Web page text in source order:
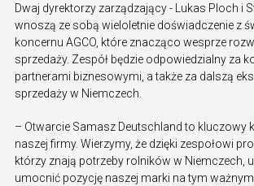
Dwaj dyrektorzy zarządzający - Lukas Ploch i
wnoszą ze sobą wieloletnie doświadczenie z
koncernu AGCO, które znacząco wesprze
sprzedaży. Zespół będzie odpowiedzialny za
partnerami biznesowymi, a także za dalszą
sprzedaży w Niemczech.
– Otwarcie Samasz Deutschland to kluczowy
naszej firmy. Wierzymy, że dzięki zespołowi
którzy znają potrzeby rolników w Niemczech,
umocnić pozycję naszej marki na tym